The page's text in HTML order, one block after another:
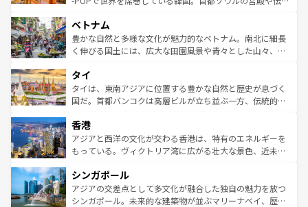
参照してほしい。
容にもいいと評判のスイーツなど、バラエティ豊かな料理
が味わえる。 なお、新着の台湾情報は コンテンツ一覧を参
照してほしい。
き、地方に足を延ばせば四季折々の自然美を楽しむことが
できる。そして、キムチや焼肉、絶品のストリートフード
まで、さまざまな韓国料理が待っている。夜には、韓国な
リティに包まれながら、韓国の多彩な魅力を心ゆくまで味
わってみてほしい。 なお、新着の韓国情報はコンテンツ一
覧を参照してほしい。
ベトナム
豊かな自然と多様な文化が魅力的なベトナム。南北に細長
く伸びる国土には、広大な田園風景や青々とした山々、世
急速な発展と共に伝統が息づく。ハノイの古い町並みやホ
ーチミン市のフランス統治時代の建物も、独特の雰囲気を
醸し出している。また、バラエティの豊かさとおいしさで
とつ。フォーやバインミー、ベトナムコーヒーなどは、ぜ
ひ現地で味わいたい。どの地域を訪れてもあたたかい人々
が旅行者を迎えてくれるので、きっと忘れられない旅にな
参照してほしい。
タイ
タイは、東南アジアに位置する豊かな自然と歴史が息づく
国だ。首都バンコクは高層ビルが立ち並ぶ一方、伝統的な
の活気が交差している。北部ではチェンマイなどの山岳地
帯で自然と触れ合い、南部ではプーケットやクラビの美し
いビーチでリゾート気分を楽しむことができる。タイ料理
激する。気候は一年中温暖で、どの季節にも異なる楽しみ
が待っている。親しみやすいタイの人々、仏教を中心とし
た文化、そして多様な観光資源が、訪れる旅人を魅了し続
香港
アジアと西洋の文化が交わる香港は、特有のエネルギーを
もっている。ヴィクトリア湾に広がる壮大な景色、近未来
み、どこを訪れても感動するはず。観光スポットが密集し
ており、効率よく見どころを回れるのも魅力。息をのむよ
うな絶景から文化的な体験まで、香港を存分に楽しみ尽く
シンガポール
アジアの交差点として多文化が融合した独自の魅力を放つ
シンガポール。未来的な建築物が並ぶマリーナベイ、歴史